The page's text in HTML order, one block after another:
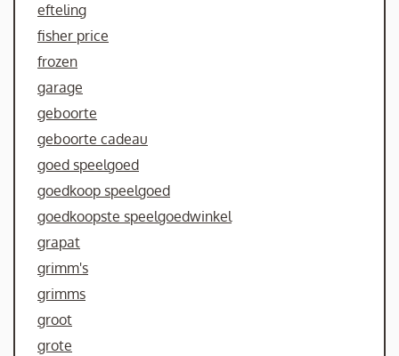
efteling
fisher price
frozen
garage
geboorte
geboorte cadeau
goed speelgoed
goedkoop speelgoed
goedkoopste speelgoedwinkel
grapat
grimm's
grimms
groot
grote